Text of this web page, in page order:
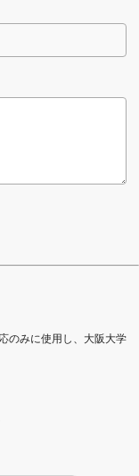
のみに使用し、大阪大学